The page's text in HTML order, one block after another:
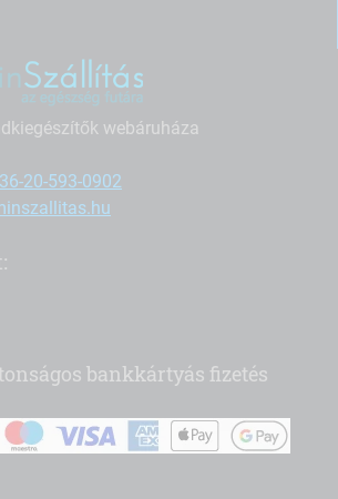
webáruháza
20-593-0902
bankkártyás fizetés